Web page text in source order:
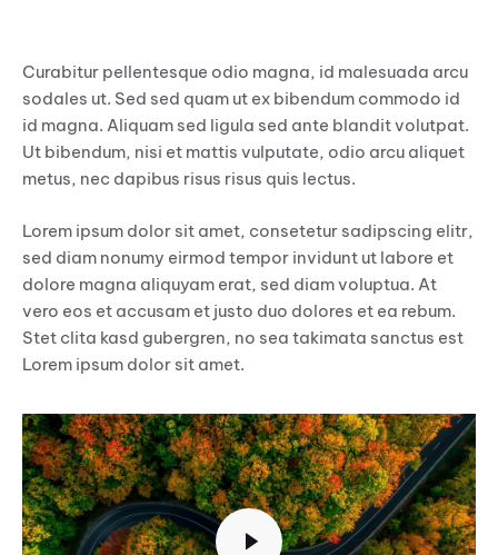
Curabitur pellentesque odio magna, id malesuada arcu
sodales ut. Sed sed quam ut ex bibendum commodo id
id magna. Aliquam sed ligula sed ante blandit volutpat.
Ut bibendum, nisi et mattis vulputate, odio arcu aliquet
metus, nec dapibus risus risus quis lectus.
Lorem ipsum dolor sit amet, consetetur sadipscing elitr,
sed diam nonumy eirmod tempor invidunt ut labore et
dolore magna aliquyam erat, sed diam voluptua. At
vero eos et accusam et justo duo dolores et ea rebum.
Stet clita kasd gubergren, no sea takimata sanctus est
Lorem ipsum dolor sit amet.